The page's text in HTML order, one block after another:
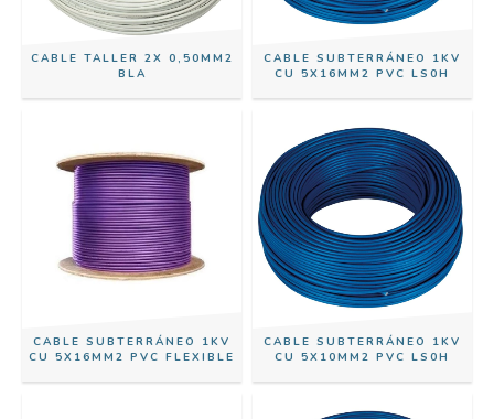
CABLE TALLER 2X 0,50MM2
BLA
CABLE SUBTERRÁNEO 1KV
CU 5X16MM2 PVC LS0H
CABLE SUBTERRÁNEO 1KV
CU 5X16MM2 PVC FLEXIBLE
CABLE SUBTERRÁNEO 1KV
CU 5X10MM2 PVC LS0H